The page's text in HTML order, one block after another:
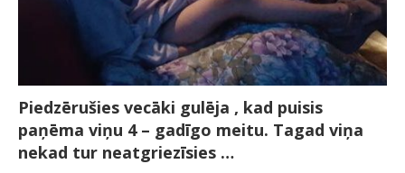
Piedzērušies vecāki gulēja , kad puisis
paņēma viņu 4 – gadīgo meitu. Tagad viņa
nekad tur neatgriezīsies …